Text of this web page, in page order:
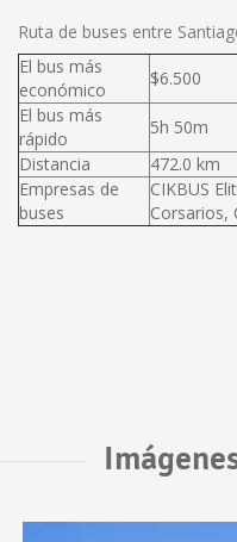
Ruta de buses entre
El bus más
económico
$6.500
El bus más
rápido
5h 50m
Distancia
472.0 km
Empresas de
buses
CIKBUS
Corsarios,